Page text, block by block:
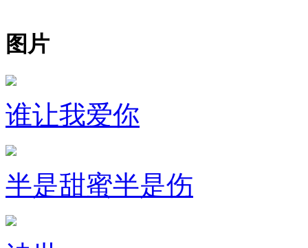
图片
谁让我爱你
半是甜蜜半是伤